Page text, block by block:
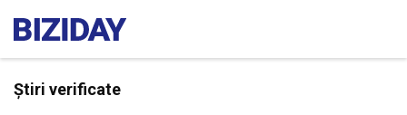
Știri verificate